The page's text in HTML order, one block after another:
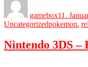
gamebox11.
UncategorizedTags
pokemon,
Nintendo 3DS –